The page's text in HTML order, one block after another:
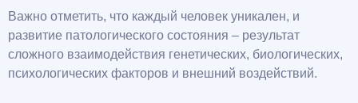
Важно отметить, что каждый человек уникален, и
развитие патологического состояния – результат
сложного взаимодействия генетических, биологических,
психологических факторов и внешний воздействий.